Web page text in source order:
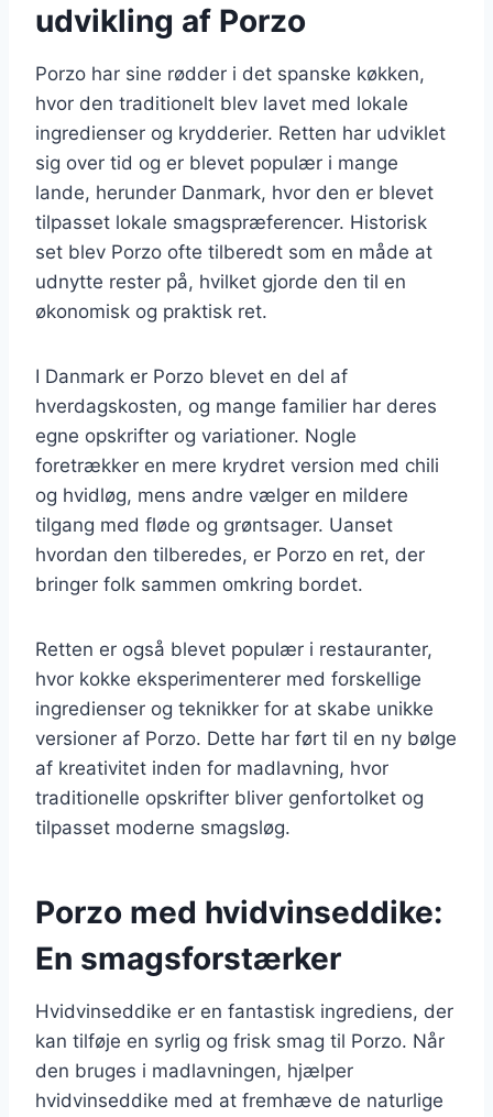
udvikling af Porzo
Porzo har sine rødder i det spanske køkken,
hvor den traditionelt blev lavet med lokale
ingredienser og krydderier. Retten har udviklet
sig over tid og er blevet populær i mange
lande, herunder Danmark, hvor den er blevet
tilpasset lokale smagspræferencer. Historisk
set blev Porzo ofte tilberedt som en måde at
udnytte rester på, hvilket gjorde den til en
økonomisk og praktisk ret.
I Danmark er Porzo blevet en del af
hverdagskosten, og mange familier har deres
egne opskrifter og variationer. Nogle
foretrækker en mere krydret version med chili
og hvidløg, mens andre vælger en mildere
tilgang med fløde og grøntsager. Uanset
hvordan den tilberedes, er Porzo en ret, der
bringer folk sammen omkring bordet.
Retten er også blevet populær i restauranter,
hvor kokke eksperimenterer med forskellige
ingredienser og teknikker for at skabe unikke
versioner af Porzo. Dette har ført til en ny bølge
af kreativitet inden for madlavning, hvor
traditionelle opskrifter bliver genfortolket og
tilpasset moderne smagsløg.
Porzo med hvidvinseddike:
En smagsforstærker
Hvidvinseddike er en fantastisk ingrediens, der
kan tilføje en syrlig og frisk smag til Porzo. Når
den bruges i madlavningen, hjælper
hvidvinseddike med at fremhæve de naturlige